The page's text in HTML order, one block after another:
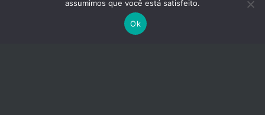
assumimos que você está satisfeito.
Ok